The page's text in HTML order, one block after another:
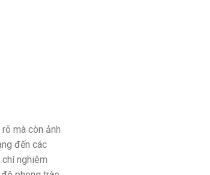
mà còn ảnh
đến các
nghiêm